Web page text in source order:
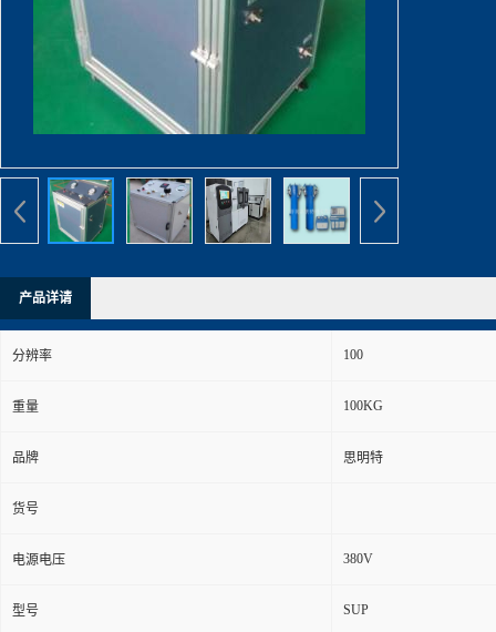
产品详请
分辨率 100
重量 100KG
品牌 思明特
货号
电源电压 380V
型号 SUP